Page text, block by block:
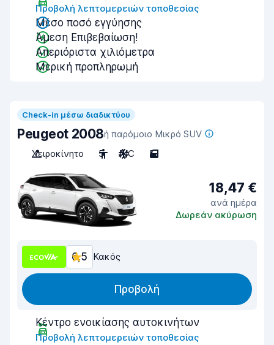
Προβολή λεπτομερειών τοποθεσίας
Μέσο ποσό εγγύησης
Άμεση Επιβεβαίωση!
Απεριόριστα χιλιόμετρα
Μερική προπληρωμή
Check-in μέσω διαδικτύου
Peugeot 2008ή παρόμοιο Μικρό SUV
Χειροκίνητο
5 A/C 5
18,47 €
ανά ημέρα
Δωρεάν ακύρωση
6,5 Κακός
Προβολή
Κέντρο ενοικίασης αυτοκινήτων
Προβολή λεπτομερειών τοποθεσίας